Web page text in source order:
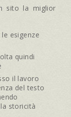
sito la miglior
esigenze
quindi
il lavoro
del testo
storicità